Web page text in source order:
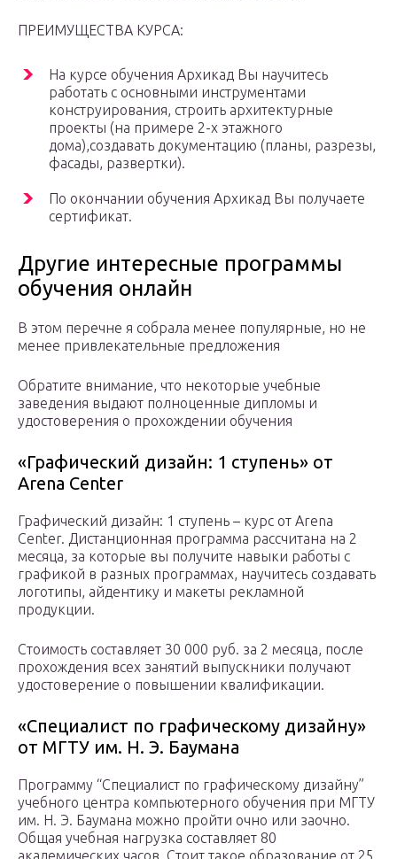
ПРЕИМУЩЕСТВА КУРСА:
На курсе обучения Архикад Вы научитесь
работать с основными инструментами
конструирования, строить архитектурные
проекты (на примере 2-х этажного
дома),создавать документацию (планы, разрезы,
фасады, развертки).
По окончании обучения Архикад Вы получаете
сертификат.
Другие интересные программы
обучения онлайн
В этом перечне я собрала менее популярные, но не
менее привлекательные предложения
Обратите внимание, что некоторые учебные
заведения выдают полноценные дипломы и
удостоверения о прохождении обучения
«Графический дизайн: 1 ступень» от
Arena Center
Графический дизайн: 1 ступень – курс от Arena
Center. Дистанционная программа рассчитана на 2
месяца, за которые вы получите навыки работы с
графикой в разных программах, научитесь создавать
логотипы, айдентику и макеты рекламной
продукции.
Стоимость составляет 30 000 руб. за 2 месяца, после
прохождения всех занятий выпускники получают
удостоверение о повышении квалификации.
«Специалист по графическому дизайну»
от МГТУ им. Н. Э. Баумана
Программу “Специалист по графическому дизайну”
учебного центра компьютерного обучения при МГТУ
им. Н. Э. Баумана можно пройти очно или заочно.
Общая учебная нагрузка составляет 80
академических часов. Стоит такое образование от 25